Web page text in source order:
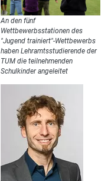
An den fünf
Wettbewerbsstationen des
"Jugend trainiert"-Wettbewerbs
haben Lehramtsstudierende der
TUM die teilnehmenden
Schulkinder angeleitet